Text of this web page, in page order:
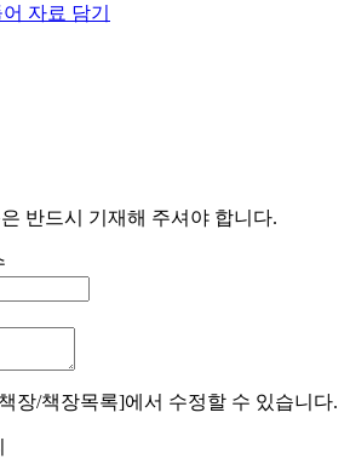
자료 담기
반드시 기재해 주셔야 합니다.
장/책장목록]에서 수정할 수 있습니다.